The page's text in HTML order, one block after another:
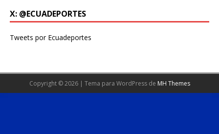
X: @ECUADEPORTES
Tweets por Ecuadeportes
Copyright © 2026 | Tema para WordPress de MH Themes